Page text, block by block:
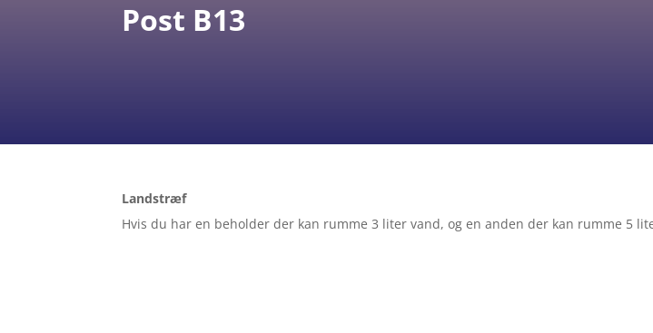
Post B13
Landstræf
Hvis du har en beholder der kan rumme 3 liter vand, og en anden der kan rumme 5